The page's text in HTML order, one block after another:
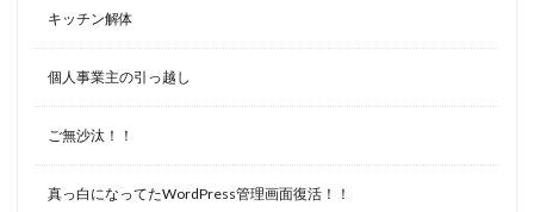
キッチン解体
個人事業主の引っ越し
ご無沙汰！！
真っ白になってたWordPress管理画面復活！！